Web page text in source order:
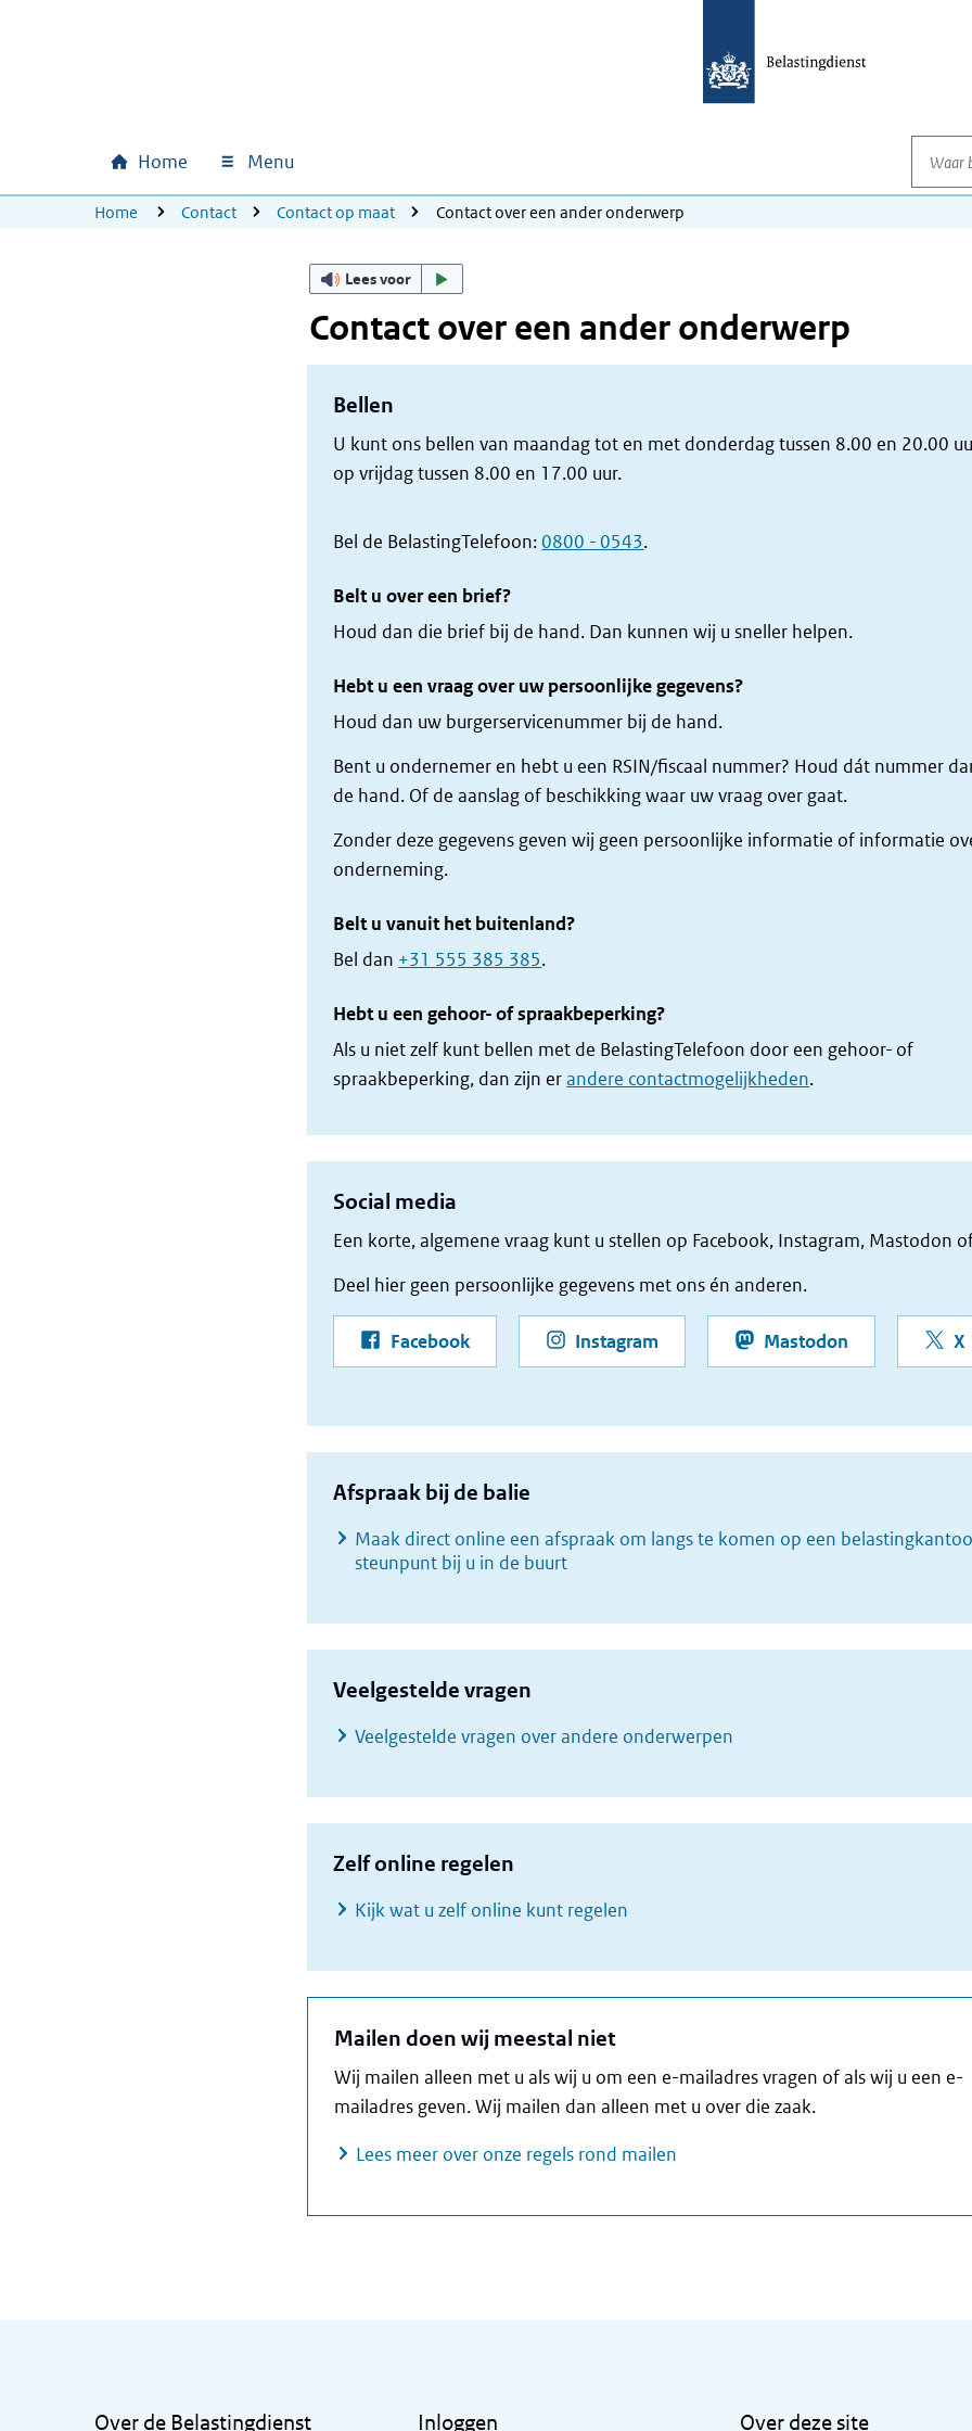
Hoofdnavigatie
Home Menu
Waar
U bevindt zich hier:
Home Contact Contact op maat Contact over een ander onderwerp
Lees voor
Contact over een ander onderwerp
Bellen
U kunt ons bellen van maandag tot en met donderdag tussen 8.00 en 20.00
op vrijdag tussen 8.00 en 17.00 uur.
Bel de BelastingTelefoon:0800 - 0543.
Belt u over een brief?
Houd dan die brief bij de hand. Dan kunnen wij u sneller helpen.
Hebt u een vraag over uw persoonlijke gegevens?
Houd dan uw burgerservicenummer bij de hand.
Bent u ondernemer en hebt u een RSIN/fiscaal nummer? Houd dát nummer
de hand. Of de aanslag of beschikking waar uw vraag over gaat.
Zonder deze gegevens geven wij geen persoonlijke informatie of informatie
onderneming.
Belt u vanuit het buitenland?
Bel dan +31 555 385 385.
Hebt u een gehoor- of spraakbeperking?
Als u niet zelf kunt bellen met de BelastingTelefoon door een gehoor- of
spraakbeperking, dan zijn erandere contactmogelijkheden.
Social media
Een korte, algemene vraag kunt u stellen op Facebook, Instagram, Mastodon
Deel hier geen persoonlijke gegevens met ons én anderen.
Facebookpagina Belastingdienst
Instagrampagina Belastingdienst
Mastodonpagina X
Afspraak bij de balie
Maak direct online een afspraak om langs te komen op een
steunpunt bij u in de buurt
Veelgestelde vragen
Veelgestelde vragen over andere onderwerpen
Zelf online regelen
Kijk wat u zelf online kunt regelen
Mailen doen wij meestal niet
Wij mailen alleen met u als wij u om een e-mailadres vragen of als wij u een e-
mailadres geven. Wij mailen dan alleen met u over die zaak.
Lees meer over onze regels rond mailen
Over de Belastingdienst Inloggen Over deze site